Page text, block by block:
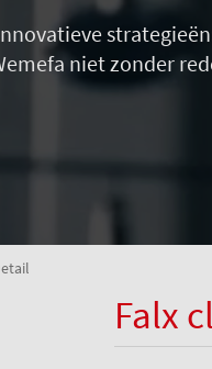
niet zonder
Falx